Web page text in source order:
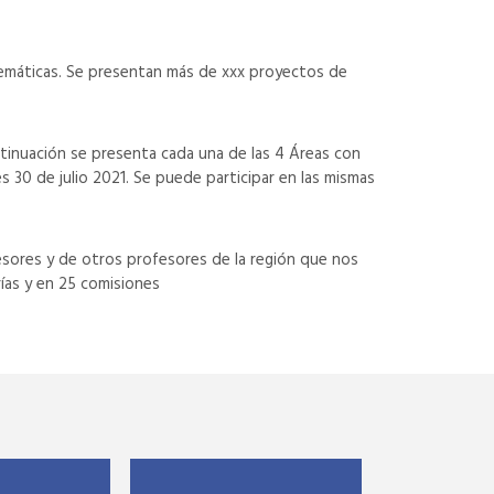
Se presentan más de xxx proyectos de
se presenta cada una de las 4 Áreas con
de julio 2021. Se puede participar en las mismas
y de otros profesores de la región que nos
y en 25 comisiones